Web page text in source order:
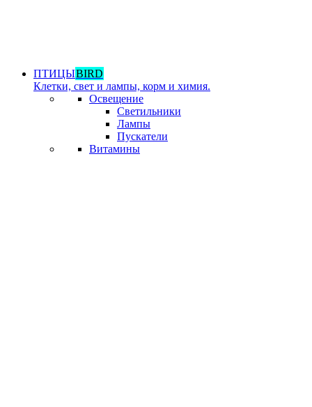
ПТИЦЫBIRD
Клетки, свет и лампы, корм и химия.
Освещение
Светильники
Лампы
Пускатели
Витамины